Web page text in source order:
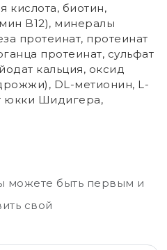
кислота, биотин,
B12), минералы
протеинат, протеинат
протеинат, сульфат
кальция, оксид
DL-метионин, L-
юкки Шидигера,
можете быть первым и
свой